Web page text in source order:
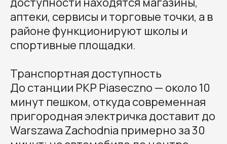
аптеки, сервисы и торговые точки, а в
районе функционируют школы и
спортивные площадки.
Транспортная доступность
До станции PKP Piaseczno — около 10
минут пешком, откуда современная
пригородная электричка доставит до
Warszawa Zachodnia примерно за 30